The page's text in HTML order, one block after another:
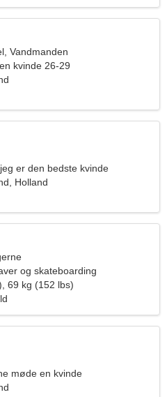
Vandmanden
kvinde 26-29
er den bedste kvinde
Holland
og skateboarding
69 kg (152 lbs)
møde en kvinde